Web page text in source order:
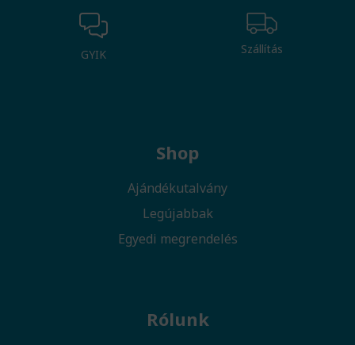
GYIK Szállítás
Shop
Ajándékutalvány
Legújabbak
Egyedi megrendelés
Rólunk